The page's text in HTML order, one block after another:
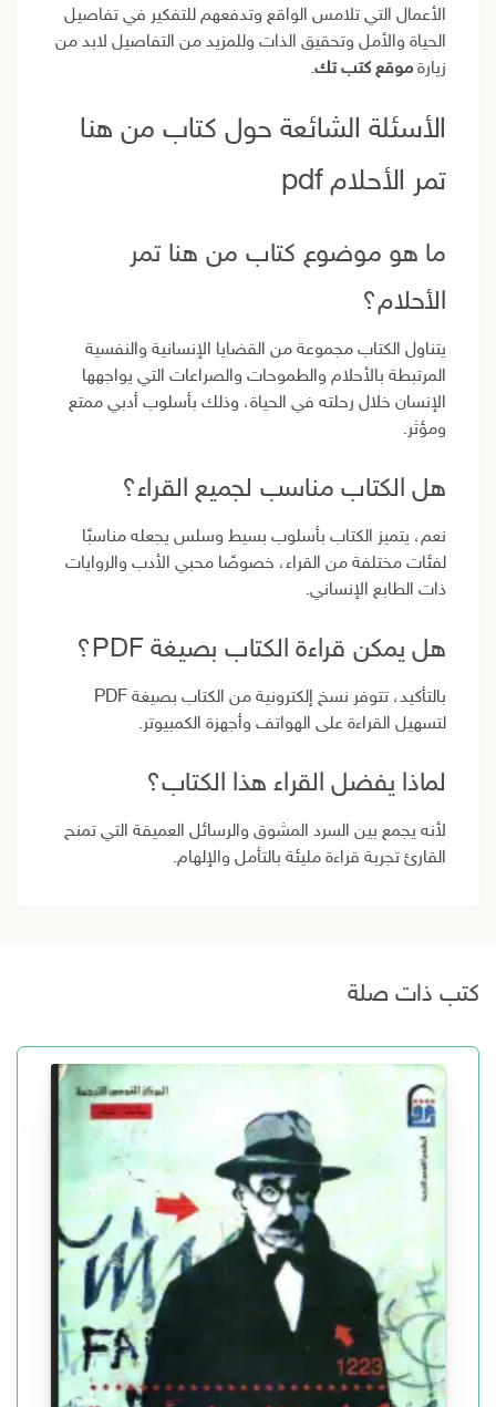
الأعمال التي تلامس الواقع وتدفعهم للتفكير في تفاصيل
الحياة والأمل وتحقيق الذات وللمزيد من التفاصيل لابد من
زيارة موقع كتب تك.
الأسئلة الشائعة حول كتاب من هنا
تمر الأحلام pdf
ما هو موضوع كتاب من هنا تمر
الأحلام؟
يتناول الكتاب مجموعة من القضايا الإنسانية والنفسية
المرتبطة بالأحلام والطموحات والصراعات التي يواجهها
الإنسان خلال رحلته في الحياة، وذلك بأسلوب أدبي ممتع
ومؤثر.
هل الكتاب مناسب لجميع القراء؟
نعم، يتميز الكتاب بأسلوب بسيط وسلس يجعله مناسبًا
لفئات مختلفة من القراء، خصوصًا محبي الأدب والروايات
ذات الطابع الإنساني.
هل يمكن قراءة الكتاب بصيغة PDF؟
بالتأكيد، تتوفر نسخ إلكترونية من الكتاب بصيغة PDF
لتسهيل القراءة على الهواتف وأجهزة الكمبيوتر.
لماذا يفضل القراء هذا الكتاب؟
لأنه يجمع بين السرد المشوق والرسائل العميقة التي تمنح
القارئ تجربة قراءة مليئة بالتأمل والإلهام.
كتب ذات صلة